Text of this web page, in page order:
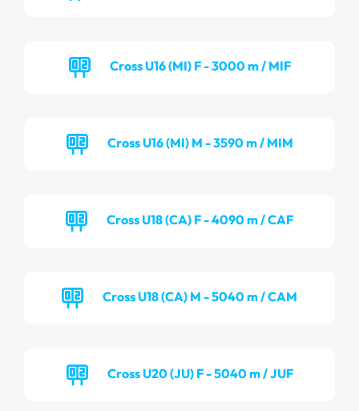
Cross U16 (MI) F - 3000 m / MIF
Cross U16 (MI) M - 3590 m / MIM
Cross U18 (CA) F - 4090 m / CAF
Cross U18 (CA) M - 5040 m / CAM
Cross U20 (JU) F - 5040 m / JUF